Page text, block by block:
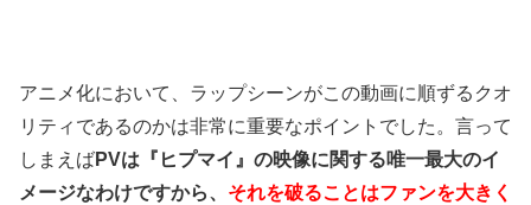
アニメ化において、ラップシーンがこの動画に順ずるクオ
リティであるのかは非常に重要なポイントでした。言って
しまえばPVは『ヒプマイ』の映像に関する唯一最大のイ
メージなわけですから、 それを破ることはファンを大きく